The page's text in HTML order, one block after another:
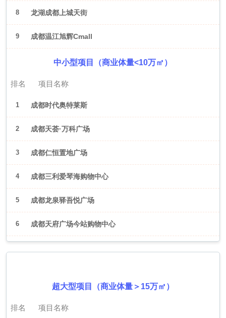
8 龙湖成都上城天街
9 成都温江旭辉Cmall
中小型项目（商业体量<10万㎡）
排名 项目名称
1 成都时代奥特莱斯
2 成都天荟·万科广场
3 成都仁恒置地广场
4 成都三利爱琴海购物中心
5 成都龙泉驿吾悦广场
6 成都天府广场今站购物中心
超大型项目（商业体量＞15万㎡）
排名 项目名称